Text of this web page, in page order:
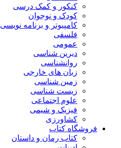
کنکور و کمک‌ درسی
کودک و نوجوان
کامپیوتر و برنامه نویسی
فلسفی
عمومی
دیرین شناسی
روانشناسی
زبان های خارجی
زمین شناسی
زیست شناسی
علوم اجتماعی
فیزیک و شیمی
کشاورزی
فروشگاه کتاب
کتاب رمان و داستان